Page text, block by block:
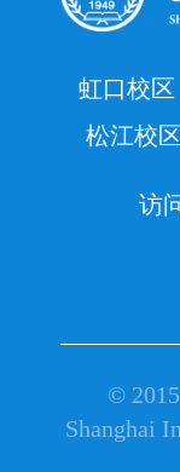
虹口校
松江校
访
©
Shanghai